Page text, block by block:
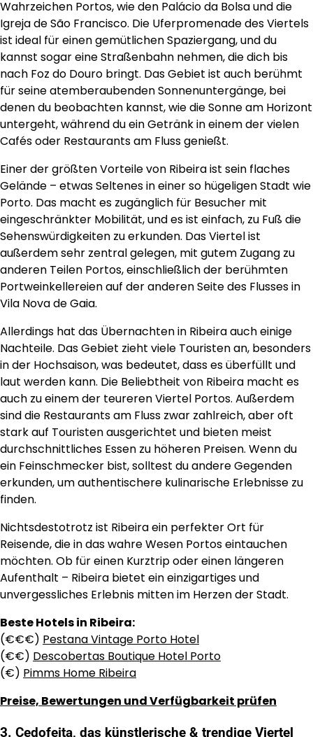
Wahrzeichen Portos, wie den Palácio da Bolsa und die
Igreja de São Francisco. Die Uferpromenade des Viertels
ist ideal für einen gemütlichen Spaziergang, und du
kannst sogar eine Straßenbahn nehmen, die dich bis
nach Foz do Douro bringt. Das Gebiet ist auch berühmt
für seine atemberaubenden Sonnenuntergänge, bei
denen du beobachten kannst, wie die Sonne am Horizont
untergeht, während du ein Getränk in einem der vielen
Cafés oder Restaurants am Fluss genießt.
Einer der größten Vorteile von Ribeira ist sein flaches
Gelände – etwas Seltenes in einer so hügeligen Stadt wie
Porto. Das macht es zugänglich für Besucher mit
eingeschränkter Mobilität, und es ist einfach, zu Fuß die
Sehenswürdigkeiten zu erkunden. Das Viertel ist
außerdem sehr zentral gelegen, mit gutem Zugang zu
anderen Teilen Portos, einschließlich der berühmten
Portweinkellereien auf der anderen Seite des Flusses in
Vila Nova de Gaia.
Allerdings hat das Übernachten in Ribeira auch einige
Nachteile. Das Gebiet zieht viele Touristen an, besonders
in der Hochsaison, was bedeutet, dass es überfüllt und
laut werden kann. Die Beliebtheit von Ribeira macht es
auch zu einem der teureren Viertel Portos. Außerdem
sind die Restaurants am Fluss zwar zahlreich, aber oft
stark auf Touristen ausgerichtet und bieten meist
durchschnittliches Essen zu höheren Preisen. Wenn du
ein Feinschmecker bist, solltest du andere Gegenden
erkunden, um authentischere kulinarische Erlebnisse zu
finden.
Nichtsdestotrotz ist Ribeira ein perfekter Ort für
Reisende, die in das wahre Wesen Portos eintauchen
möchten. Ob für einen Kurztrip oder einen längeren
Aufenthalt – Ribeira bietet ein einzigartiges und
unvergessliches Erlebnis mitten im Herzen der Stadt.
Beste Hotels in Ribeira:
(€€€) Pestana Vintage Porto Hotel
(€€) Descobertas Boutique Hotel Porto
(€) Pimms Home Ribeira
Preise, Bewertungen und Verfügbarkeit prüfen
3. Cedofeita, das künstlerische & trendige Viertel